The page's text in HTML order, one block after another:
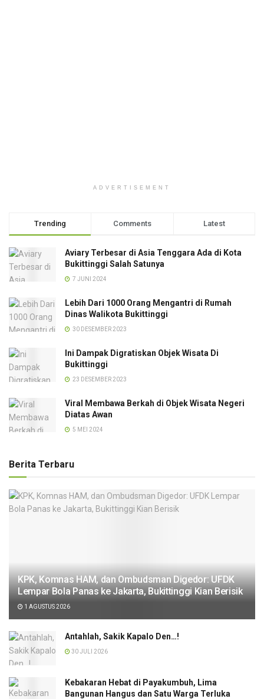
ADVERTISEMENT
Trending Comments Latest
Aviary Terbesar di Asia Tenggara Ada di Kota
Bukittinggi Salah Satunya
7 JUNI 2024
Lebih Dari 1000 Orang Mengantri di Rumah
Dinas Walikota Bukittinggi
30 DESEMBER 2023
Ini Dampak Digratiskan Objek Wisata Di
Bukittinggi
23 DESEMBER 2023
Viral Membawa Berkah di Objek Wisata Negeri
Diatas Awan
5 MEI 2024
Berita Terbaru
KPK, Komnas HAM, dan Ombudsman Digedor: UFDK
Lempar Bola Panas ke Jakarta, Bukittinggi Kian Berisik
1 AGUSTUS 2026
Antahlah, Sakik Kapalo Den…!
30 JULI 2026
Kebakaran Hebat di Payakumbuh, Lima
Bangunan Hangus dan Satu Warga Terluka